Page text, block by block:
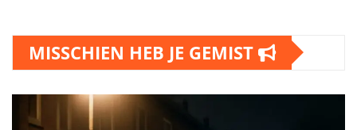
MISSCHIEN HEB JE GEMIST